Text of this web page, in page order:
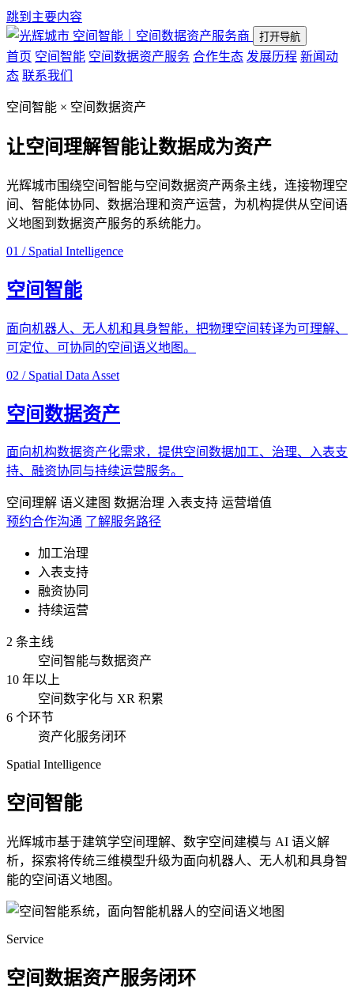
跳到主要内容
空间智能｜空间数据资产服务商
打开导航
首页 空间智能 空间数据资产服务 合作生态 发展历程 新闻动
态 联系我们
空间智能 × 空间数据资产
让空间理解智能让数据成为资产
光辉城市围绕空间智能与空间数据资产两条主线，连接物理空
间、智能体协同、数据治理和资产运营，为机构提供从空间语
义地图到数据资产服务的系统能力。
01 / Spatial Intelligence
空间智能
面向机器人、无人机和具身智能，把物理空间转译为可理解、
可定位、可协同的空间语义地图。
02 / Spatial Data Asset
空间数据资产
面向机构数据资产化需求，提供空间数据加工、治理、入表支
持、融资协同与持续运营服务。
空间理解 语义建图 数据治理 入表支持 运营增值
预约合作沟通 了解服务路径
加工治理
入表支持
融资协同
持续运营
2 条主线
空间智能与数据资产
10 年以上
空间数字化与 XR 积累
6 个环节
资产化服务闭环
Spatial Intelligence
空间智能
光辉城市基于建筑学空间理解、数字空间建模与 AI 语义解
析，探索将传统三维模型升级为面向机器人、无人机和具身智
能的空间语义地图。
Service
空间数据资产服务闭环